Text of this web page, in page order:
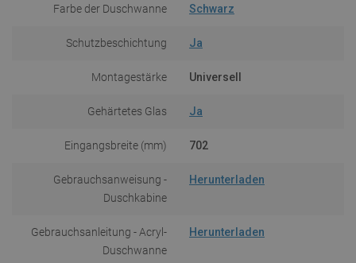
Farbe der Duschwanne Schwarz
Schutzbeschichtung Ja
Montagestärke Universell
Gehärtetes Glas Ja
Eingangsbreite (mm) 702
Gebrauchsanweisung -
Duschkabine
Herunterladen
Gebrauchsanleitung - Acryl-
Duschwanne
Herunterladen